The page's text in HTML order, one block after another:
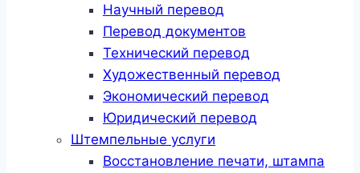
Научный перевод
Перевод документов
Технический перевод
Художественный перевод
Экономический перевод
Юридический перевод
Штемпельные услуги
Восстановление печати, штампа